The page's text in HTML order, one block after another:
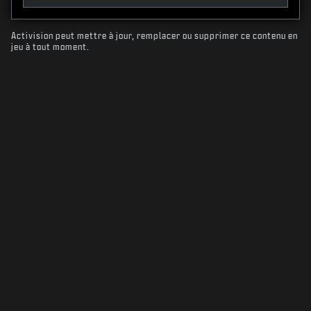
Activision peut mettre à jour, remplacer ou supprimer ce contenu en
jeu à tout moment.